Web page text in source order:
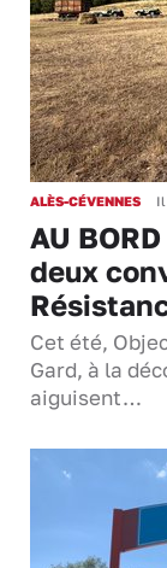
ALÈS-CÉVENNES Il
AU
deux
Cet été,
Gard, à la
aiguisent…